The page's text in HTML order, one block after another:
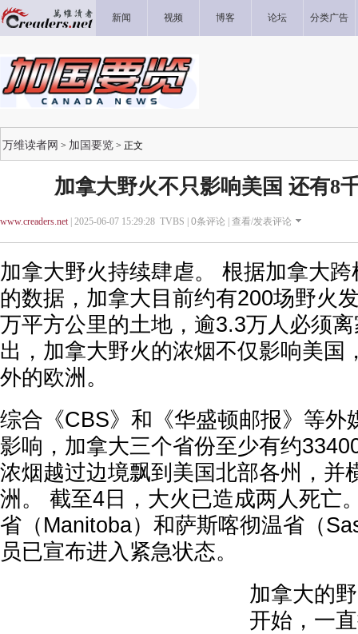
新闻 视频 博客 论坛 分类广告
万维读者网 > 加国要览 > 正文
加拿大野火不只影响美国 还有8
www.creaders.net| 2025-06-07 15:29:28 TVBS | 0条评论 | 查看/发表评论
加拿大野火持续肆虐。 根据加拿大
的数据，加拿大目前约有200场野火
万平方公里的土地，逾3.3万人必须
出，加拿大野火的浓烟不仅影响美国
外的欧洲。
综合《CBS》和《华盛顿邮报》等外
影响，加拿大三个省份至少有约
浓烟越过边境飘到美国北部各州，并
洲。 截至4日，大火已造成两人死亡
省（Manitoba）和萨斯喀彻温省（
员已宣布进入紧急状态。
加拿大的
开始，一